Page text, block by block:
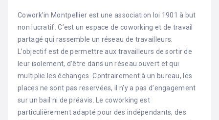
Cowork’in Montpellier est une association loi 1901 à but
non lucratif. C’est un espace de coworking et de travail
partagé qui rassemble un réseau de travailleurs.
L’objectif est de permettre aux travailleurs de sortir de
leur isolement, d’être dans un réseau ouvert et qui
multiplie les échanges. Contrairement à un bureau, les
places ne sont pas reservées, il n’y a pas d’engagement
sur un bail ni de préavis. Le coworking est
particulièrement adapté pour des indépendants, des